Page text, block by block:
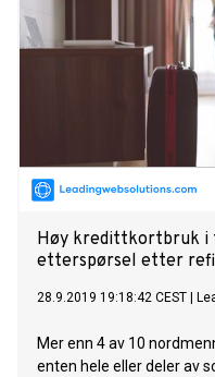
Høy kredittkortbruk i
etterspørsel etter
28.9.2019 19:18:42 CEST
Mer enn 4 av 10
enten hele eller deler av